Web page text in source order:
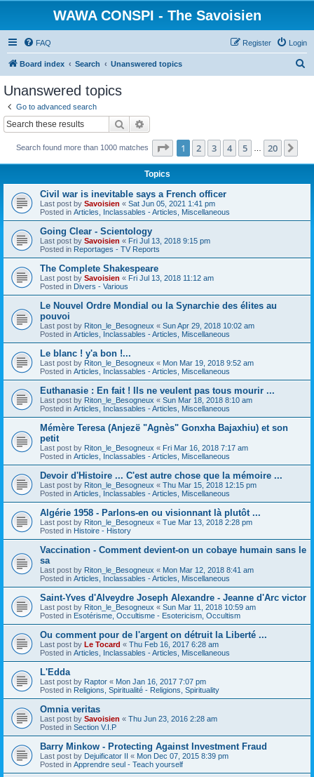
WAWA CONSPI - The Savoisien
FAQ Login
Register
Board index Search Unanswered topics
Unanswered topics
Go to advanced search
Search
Search found more than 1000 matches Page 1of 20
1 2 3 4 5 20
Topics
Civil war is inevitable says a French officer
Last post by Savoisien « Sat Jun 05, 2021 1:41 pm
Posted in Articles, Inclassables - Articles, Miscellaneous
Going Clear - Scientology
Last post by Savoisien « Fri Jul 13, 2018 9:15 pm
Posted in Reportages - TV Reports
The Complete Shakespeare
Last post by Savoisien « Fri Jul 13, 2018 11:12 am
Posted in Divers - Various
Le Nouvel Ordre Mondial ou la Synarchie des élites au
pouvoi
Last post by Riton_le_Besogneux « Sun Apr 29, 2018 10:02 am
Posted in Articles, Inclassables - Articles, Miscellaneous
Le blanc ! y'a bon !...
Last post by Riton_le_Besogneux « Mon Mar 19, 2018 9:52 am
Posted in Articles, Inclassables - Articles, Miscellaneous
Euthanasie : En fait ! Ils ne veulent pas tous mourir ...
Last post by Riton_le_Besogneux « Sun Mar 18, 2018 8:10 am
Posted in Articles, Inclassables - Articles, Miscellaneous
Mémère Teresa (Anjezë "Agnès" Gonxha Bajaxhiu) et son
petit
Last post by Riton_le_Besogneux « Fri Mar 16, 2018 7:17 am
Posted in Articles, Inclassables - Articles, Miscellaneous
Devoir d'Histoire ... C'est autre chose que la mémoire ...
Last post by Riton_le_Besogneux « Thu Mar 15, 2018 12:15 pm
Posted in Articles, Inclassables - Articles, Miscellaneous
Algérie 1958 - Parlons-en ou visionnant là plutôt ...
Last post by Riton_le_Besogneux « Tue Mar 13, 2018 2:28 pm
Posted in Histoire - History
Vaccination - Comment devient-on un cobaye humain sans le
sa
Last post by Riton_le_Besogneux « Mon Mar 12, 2018 8:41 am
Posted in Articles, Inclassables - Articles, Miscellaneous
Saint-Yves d'Alveydre Joseph Alexandre - Jeanne d'Arc victor
Last post by Riton_le_Besogneux « Sun Mar 11, 2018 10:59 am
Posted in Esotérisme, Occultisme - Esotericism, Occultism
Ou comment pour de l'argent on détruit la Liberté ...
Last post by Le Tocard « Thu Feb 16, 2017 6:28 am
Posted in Articles, Inclassables - Articles, Miscellaneous
L'Edda
Last post by Raptor « Mon Jan 16, 2017 7:07 pm
Posted in Religions, Spiritualité - Religions, Spirituality
Omnia veritas
Last post by Savoisien « Thu Jun 23, 2016 2:28 am
Posted in Section V.I.P
Barry Minkow - Protecting Against Investment Fraud
Last post by Dejuificator II « Mon Dec 07, 2015 8:39 pm
Posted in Apprendre seul - Teach yourself